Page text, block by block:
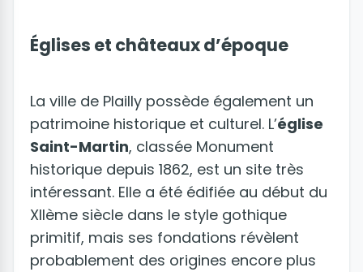
Églises et châteaux d’époque
La ville de Plailly possède également un
patrimoine historique et culturel. L’église
Saint-Martin, classée Monument
historique depuis 1862, est un site très
intéressant. Elle a été édifiée au début du
XIIème siècle dans le style gothique
primitif, mais ses fondations révèlent
probablement des origines encore plus